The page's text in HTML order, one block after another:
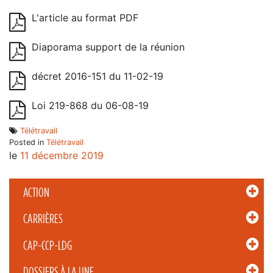
ACTION
CARRIÈRES
CAP-CCP-LDG
L'article au format PDF
Diaporama support de la réunion
décret 2016-151 du 11-02-19
Loi 219-868 du 06-08-19
Télétravail
Posted in Télétravail
le 11 décembre 2019